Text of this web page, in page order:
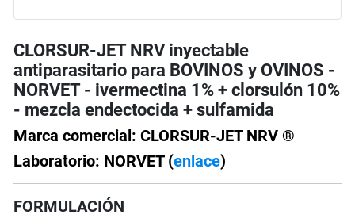
CLORSUR-JET NRV inyectable
antiparasitario para BOVINOS y OVINOS -
NORVET - ivermectina 1% + clorsulón 10%
- mezcla endectocida + sulfamida
Marca comercial: CLORSUR-JET NRV ®
Laboratorio: NORVET (enlace)
FORMULACIÓN